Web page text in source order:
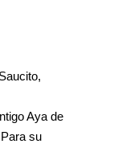
Aya de
su